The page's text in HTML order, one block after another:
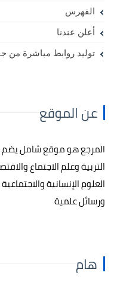
الفهرس
أعلن عندنا
توليد روابط مباشرة من
عن الموقع
المرجع هو موقع شامل يضم
التربية وعلم الاجتماع
العلوم الإنسانية
ورسائل علمية
هام